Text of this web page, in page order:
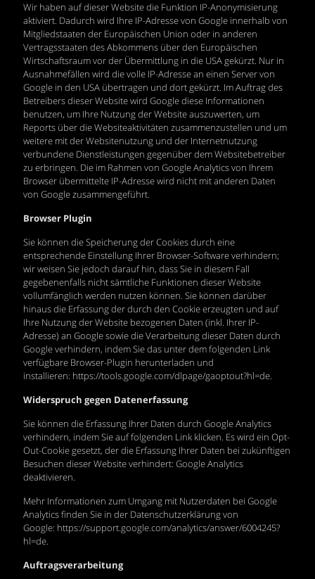
Wir haben auf dieser Website die Funktion IP-Anonymisierung
aktiviert. Dadurch wird Ihre IP-Adresse von Google innerhalb von
Mitgliedstaaten der Europäischen Union oder in anderen
Vertragsstaaten des Abkommens über den Europäischen
Wirtschaftsraum vor der Übermittlung in die USA gekürzt. Nur in
Ausnahmefällen wird die volle IP-Adresse an einen Server von
Google in den USA übertragen und dort gekürzt. Im Auftrag des
Betreibers dieser Website wird Google diese Informationen
benutzen, um Ihre Nutzung der Website auszuwerten, um
Reports über die Websiteaktivitäten zusammenzustellen und um
weitere mit der Websitenutzung und der Internetnutzung
verbundene Dienstleistungen gegenüber dem Websitebetreiber
zu erbringen. Die im Rahmen von Google Analytics von Ihrem
Browser übermittelte IP-Adresse wird nicht mit anderen Daten
von Google zusammengeführt.
Browser Plugin
Sie können die Speicherung der Cookies durch eine
entsprechende Einstellung Ihrer Browser-Software verhindern;
wir weisen Sie jedoch darauf hin, dass Sie in diesem Fall
gegebenenfalls nicht sämtliche Funktionen dieser Website
vollumfänglich werden nutzen können. Sie können darüber
hinaus die Erfassung der durch den Cookie erzeugten und auf
Ihre Nutzung der Website bezogenen Daten (inkl. Ihrer IP-
Adresse) an Google sowie die Verarbeitung dieser Daten durch
Google verhindern, indem Sie das unter dem folgenden Link
verfügbare Browser-Plugin herunterladen und
installieren: https://tools.google.com/dlpage/gaoptout?hl=de.
Widerspruch gegen Datenerfassung
Sie können die Erfassung Ihrer Daten durch Google Analytics
verhindern, indem Sie auf folgenden Link klicken. Es wird ein Opt-
Out-Cookie gesetzt, der die Erfassung Ihrer Daten bei zukünftigen
Besuchen dieser Website verhindert: Google Analytics
deaktivieren.
Mehr Informationen zum Umgang mit Nutzerdaten bei Google
Analytics finden Sie in der Datenschutzerklärung von
Google: https://support.google.com/analytics/answer/6004245?
hl=de.
Auftragsverarbeitung